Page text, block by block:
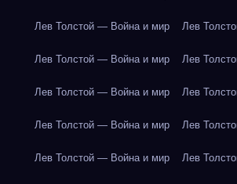
Лев Толстой — Война и мир Лев
Лев Толстой — Война и мир Лев
Лев Толстой — Война и мир Лев
Лев Толстой — Война и мир Лев
Лев Толстой — Война и мир Лев